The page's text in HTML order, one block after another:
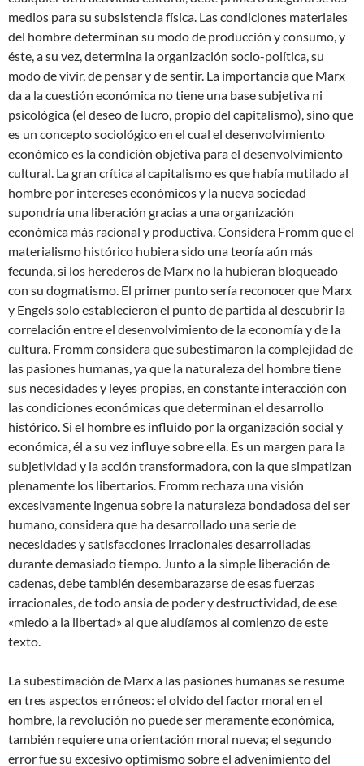
medios para su subsistencia física. Las condiciones materiales
del hombre determinan su modo de producción y consumo, y
éste, a su vez, determina la organización socio-política, su
modo de vivir, de pensar y de sentir. La importancia que Marx
da a la cuestión económica no tiene una base subjetiva ni
psicológica (el deseo de lucro, propio del capitalismo), sino que
es un concepto sociológico en el cual el desenvolvimiento
económico es la condición objetiva para el desenvolvimiento
cultural. La gran crítica al capitalismo es que había mutilado al
hombre por intereses económicos y la nueva sociedad
supondría una liberación gracias a una organización
económica más racional y productiva. Considera Fromm que el
materialismo histórico hubiera sido una teoría aún más
fecunda, si los herederos de Marx no la hubieran bloqueado
con su dogmatismo. El primer punto sería reconocer que Marx
y Engels solo establecieron el punto de partida al descubrir la
correlación entre el desenvolvimiento de la economía y de la
cultura. Fromm considera que subestimaron la complejidad de
las pasiones humanas, ya que la naturaleza del hombre tiene
sus necesidades y leyes propias, en constante interacción con
las condiciones económicas que determinan el desarrollo
histórico. Si el hombre es influido por la organización social y
económica, él a su vez influye sobre ella. Es un margen para la
subjetividad y la acción transformadora, con la que simpatizan
plenamente los libertarios. Fromm rechaza una visión
excesivamente ingenua sobre la naturaleza bondadosa del ser
humano, considera que ha desarrollado una serie de
necesidades y satisfacciones irracionales desarrolladas
durante demasiado tiempo. Junto a la simple liberación de
cadenas, debe también desembarazarse de esas fuerzas
irracionales, de todo ansia de poder y destructividad, de ese
«miedo a la libertad» al que aludíamos al comienzo de este
texto.
La subestimación de Marx a las pasiones humanas se resume
en tres aspectos erróneos: el olvido del factor moral en el
hombre, la revolución no puede ser meramente económica,
también requiere una orientación moral nueva; el segundo
error fue su excesivo optimismo sobre el advenimiento del